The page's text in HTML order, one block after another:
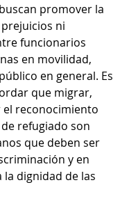
promover la
ni
funcionarios
en movilidad,
en general. Es
que migrar,
reconocimiento
refugiado son
que deben ser
y en
dignidad de las